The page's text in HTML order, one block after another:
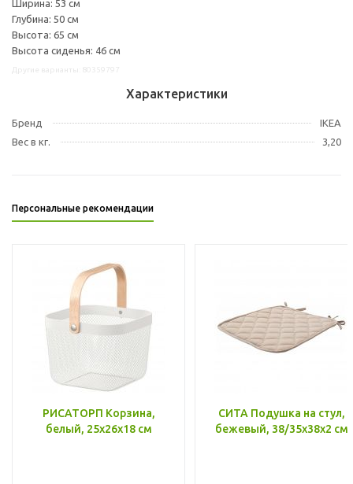
Ширина: 53 см
Глубина: 50 см
Высота: 65 см
Высота сиденья: 46 см
Характеристики
Бренд
IKEA
Вес в кг.
3,20
Персональные рекомендации
РИСАТОРП Корзина,
белый, 25x26x18 см
СИТА Подушка на стул,
бежевый, 38/35x38x2 см